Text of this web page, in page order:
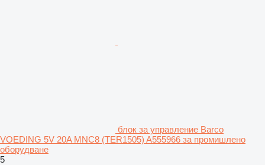
блок за управление Barco
VOEDING 5V 20A MNC8 (TER1505) A555966 за промишлено
оборудване
5